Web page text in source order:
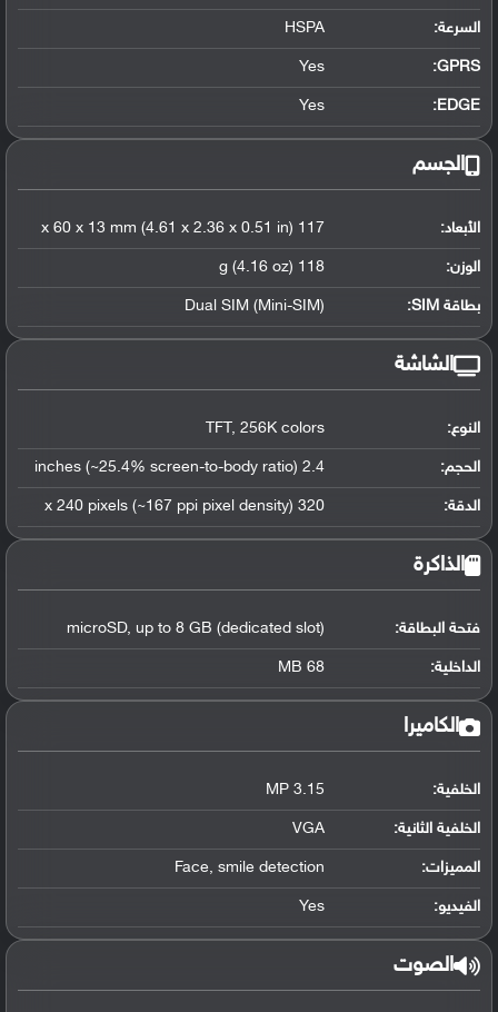
السرعة: HSPA
GPRS:
Yes
EDGE:
Yes
الجسم
الأبعاد: 117 x 60 x 13 mm (4.61 x 2.36 x 0.51 in)
الوزن: 118 g (4.16 oz)
بطاقة SIM: Dual SIM (Mini-SIM)
الشاشة
النوع: TFT, 256K colors
الحجم: 2.4 inches (~25.4% screen-to-body ratio)
الدقة: 320 x 240 pixels (~167 ppi pixel density)
الذاكرة
فتحة البطاقة: microSD, up to 8 GB (dedicated slot)
الداخلية: 68 MB
الكاميرا
الخلفية: 3.15 MP
الخلفية الثانية: VGA
المميزات: Face, smile detection
الفيديو: Yes
الصوت